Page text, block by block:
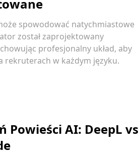
spowodować natychmiastowe
został zaprojektowany
profesjonalny układ, aby
rekruterach w każdym języku.
Powieści AI: DeepL vs